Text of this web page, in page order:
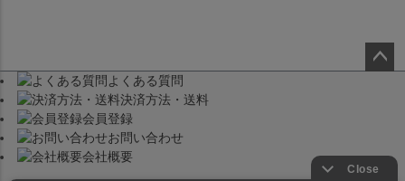
よくある質問
決済方法・送料
会員登録
お問い合わせ
会社概要